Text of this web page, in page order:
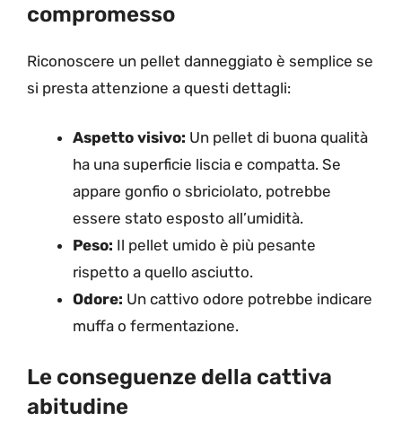
compromesso
Riconoscere un pellet danneggiato è semplice se
si presta attenzione a questi dettagli:
Aspetto visivo: Un pellet di buona qualità
ha una superficie liscia e compatta. Se
appare gonfio o sbriciolato, potrebbe
essere stato esposto all’umidità.
Peso: Il pellet umido è più pesante
rispetto a quello asciutto.
Odore: Un cattivo odore potrebbe indicare
muffa o fermentazione.
Le conseguenze della cattiva
abitudine